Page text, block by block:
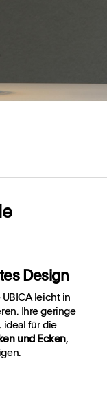
Design
leicht in
Ihre geringe
ideal für die
und Ecken,